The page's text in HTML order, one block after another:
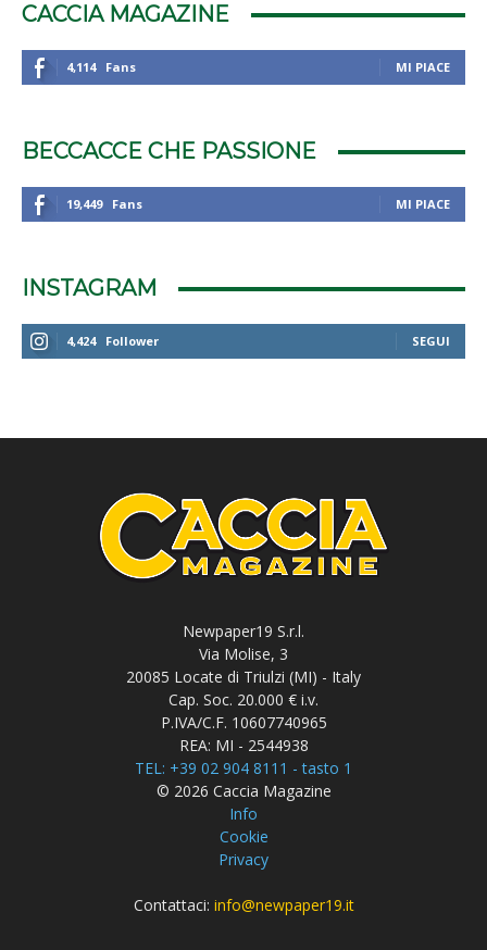
CACCIA MAGAZINE
4,114 Fans MI PIACE
BECCACCE CHE PASSIONE
19,449 Fans MI PIACE
INSTAGRAM
4,424 Follower SEGUI
Newpaper19 S.r.l.
Via Molise, 3
20085 Locate di Triulzi (MI) - Italy
Cap. Soc. 20.000 € i.v.
P.IVA/C.F. 10607740965
REA: MI - 2544938
TEL: +39 02 904 8111 - tasto 1
© 2026 Caccia Magazine
Info
Cookie
Privacy
Contattaci: info@newpaper19.it